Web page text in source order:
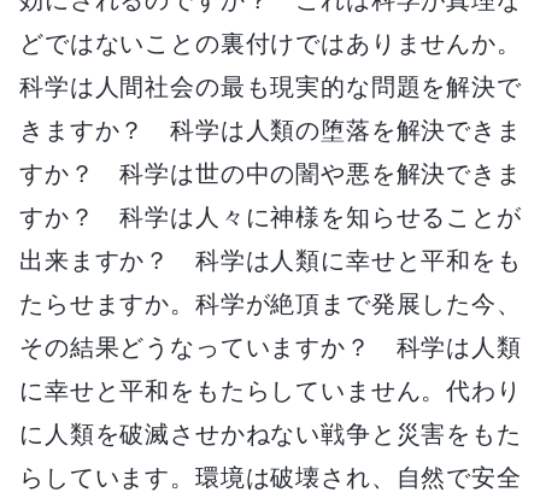
どではないことの裏付けではありませんか。
科学は人間社会の最も現実的な問題を解決で
きますか？ 科学は人類の堕落を解決できま
すか？ 科学は世の中の闇や悪を解決できま
すか？ 科学は人々に神様を知らせることが
出来ますか？ 科学は人類に幸せと平和をも
たらせますか。科学が絶頂まで発展した今、
その結果どうなっていますか？ 科学は人類
に幸せと平和をもたらしていません。代わり
に人類を破滅させかねない戦争と災害をもた
らしています。環境は破壊され、自然で安全